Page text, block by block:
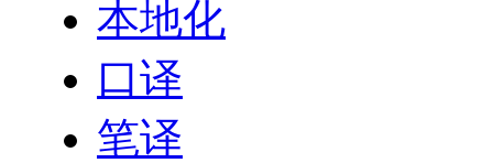
本地化
口译
笔译